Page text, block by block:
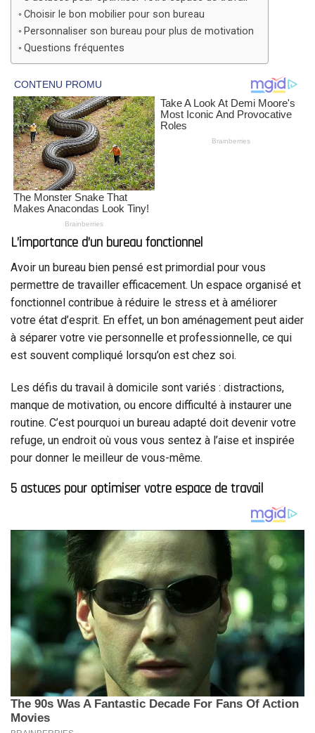
Choisir le bon mobilier pour son bureau
Personnaliser son bureau pour plus de motivation
Questions fréquentes
L’importance d’un bureau fonctionnel
Avoir un bureau bien pensé est primordial pour vous
permettre de travailler efficacement. Un espace organisé et
fonctionnel contribue à réduire le stress et à améliorer
votre état d’esprit. En effet, un bon aménagement peut aider
à séparer votre vie personnelle et professionnelle, ce qui
est souvent compliqué lorsqu’on est chez soi.
Les défis du travail à domicile sont variés : distractions,
manque de motivation, ou encore difficulté à instaurer une
routine. C’est pourquoi un bureau adapté doit devenir votre
refuge, un endroit où vous vous sentez à l’aise et inspirée
pour donner le meilleur de vous-même.
5 astuces pour optimiser votre espace de travail